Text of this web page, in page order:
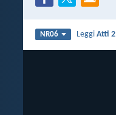
NR06 LeggiAtti 2